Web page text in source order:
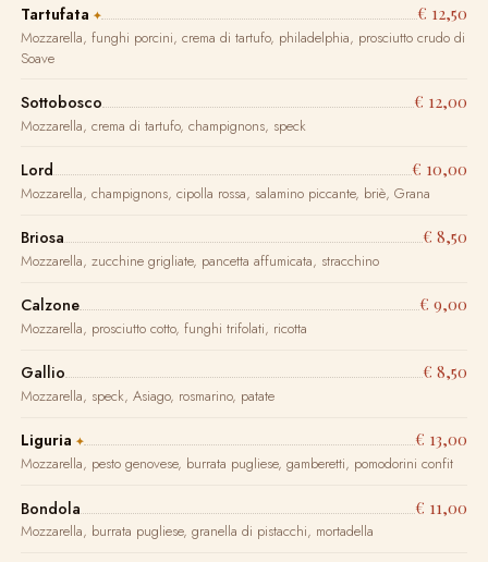
Tartufata € 12,50
Mozzarella, funghi porcini, crema di tartufo, philadelphia, prosciutto crudo di
Soave
Sottobosco € 12,00
Mozzarella, crema di tartufo, champignons, speck
Lord € 10,00
Mozzarella, champignons, cipolla rossa, salamino piccante, briè, Grana
Briosa € 8,50
Mozzarella, zucchine grigliate, pancetta affumicata, stracchino
Calzone € 9,00
Mozzarella, prosciutto cotto, funghi trifolati, ricotta
Gallio € 8,50
Mozzarella, speck, Asiago, rosmarino, patate
Liguria € 13,00
Mozzarella, pesto genovese, burrata pugliese, gamberetti, pomodorini confit
Bondola € 11,00
Mozzarella, burrata pugliese, granella di pistacchi, mortadella